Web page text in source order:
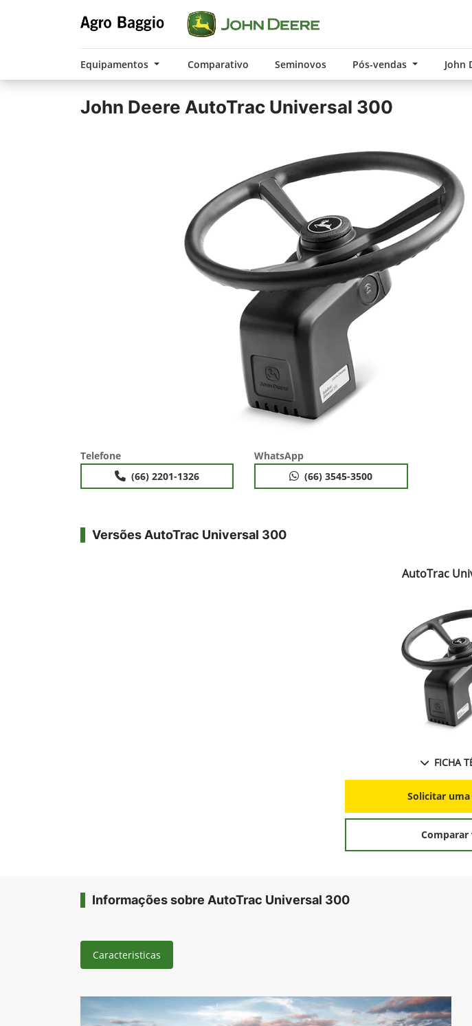
Equipamentos Comparativo Seminovos Pós-vendas John
John Deere AutoTrac Universal 300
Telefone
(66) 2201-1326
WhatsApp
(66) 3545-3500
Versões AutoTrac Universal 300
AutoTrac
FICHA
Solicitar
Comparar
Informações sobre AutoTrac Universal 300
Caracteristicas